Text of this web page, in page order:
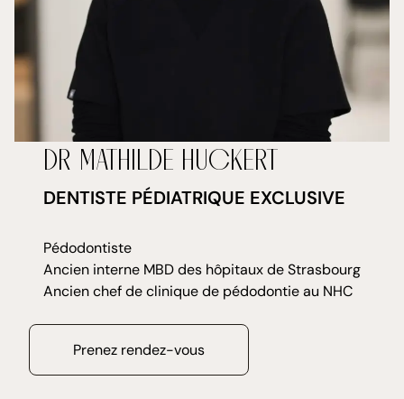
DR MATHILDE HUCKERT
DENTISTE PÉDIATRIQUE EXCLUSIVE
Pédodontiste
Ancien interne MBD des hôpitaux de Strasbourg
Ancien chef de clinique de pédodontie au NHC
Prenez rendez-vous